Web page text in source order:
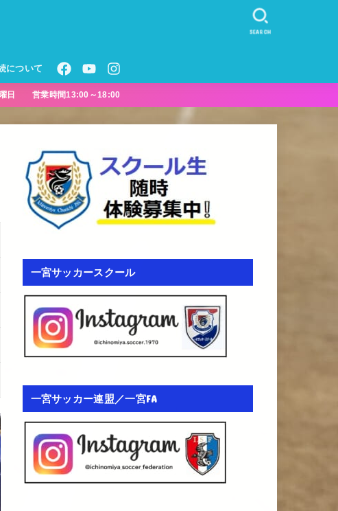
について
SEARCH
日 営業時間13:00～18:00
一宮サッカースクール
一宮サッカー連盟／一宮FA